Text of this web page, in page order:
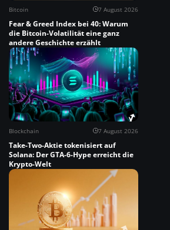
Bitcoin 7 August 2026
Fear & Greed Index bei 40: Warum
die Bitcoin-Volatilität eine ganz
andere Geschichte erzählt
Blockchain 7 August 2026
Take-Two-Aktie tokenisiert auf
Solana: Der GTA-6-Hype erreicht die
Krypto-Welt